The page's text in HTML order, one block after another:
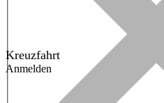
Kreuzfahrt
Anmelden